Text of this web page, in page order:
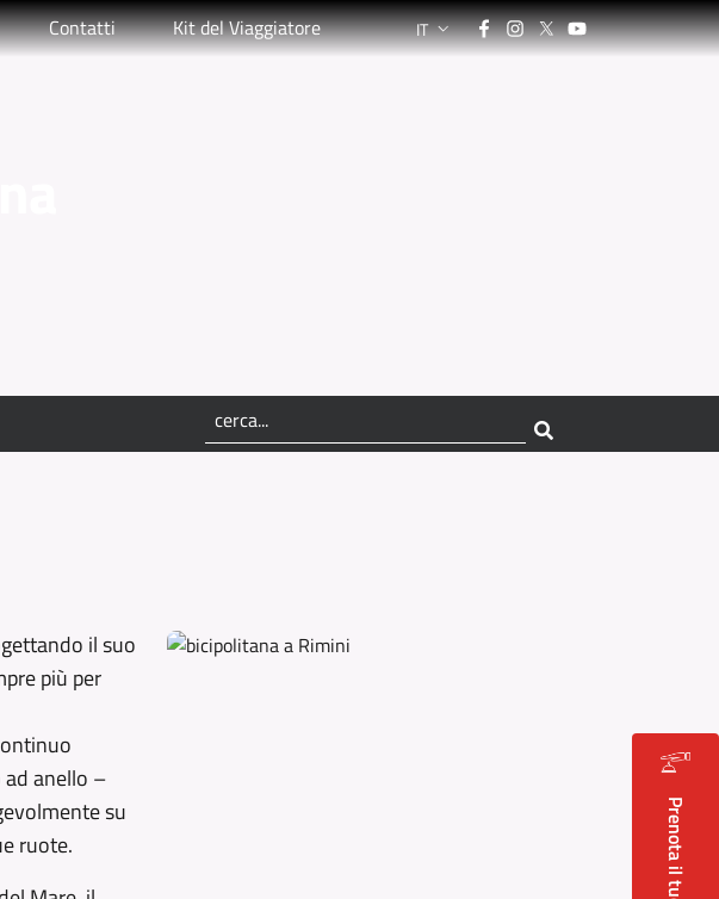
Contatti Kit del Viaggiatore LANGUAGE SWITCHER: CURRENT
IT Facebook
Instagram
TwitterYouTube
il suo
più per
anello –
su
ruote.